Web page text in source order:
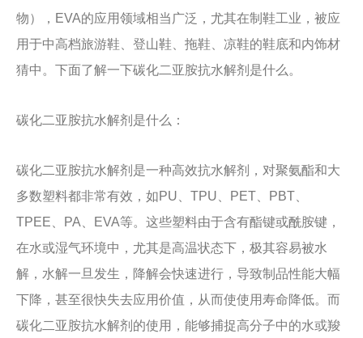
物），EVA的应用领域相当广泛，尤其在制鞋工业，被应
用于中高档旅游鞋、登山鞋、拖鞋、凉鞋的鞋底和内饰材
猜中。下面了解一下碳化二亚胺抗水解剂是什么。
碳化二亚胺抗水解剂是什么：
碳化二亚胺抗水解剂是一种高效抗水解剂，对聚氨酯和大
多数塑料都非常有效，如PU、TPU、PET、PBT、
TPEE、PA、EVA等。这些塑料由于含有酯键或酰胺键，
在水或湿气环境中，尤其是高温状态下，极其容易被水
解，水解一旦发生，降解会快速进行，导致制品性能大幅
下降，甚至很快失去应用价值，从而使使用寿命降低。而
碳化二亚胺抗水解剂的使用，能够捕捉高分子中的水或羧